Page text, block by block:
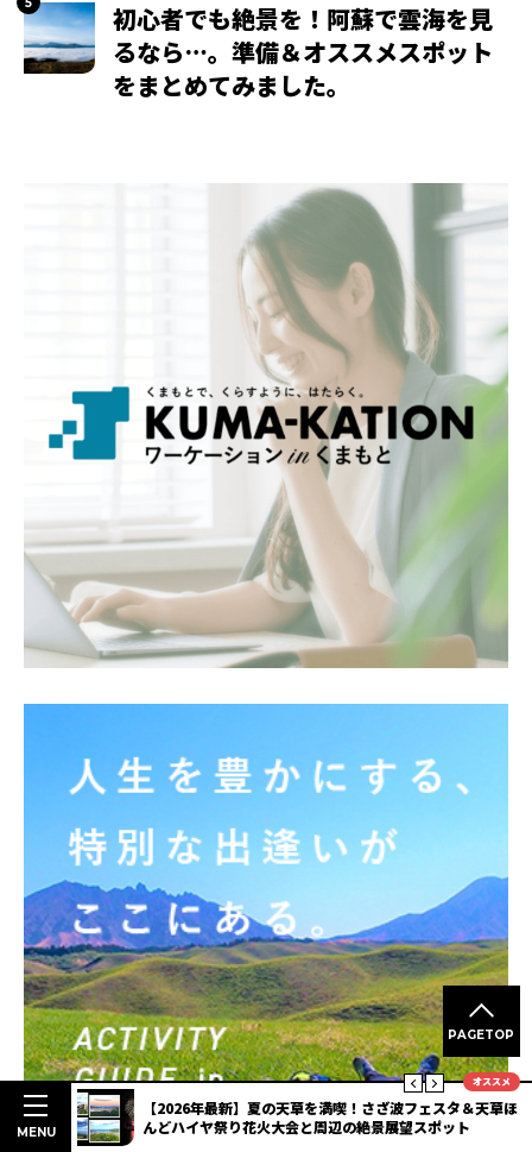
初心者でも絶景を！阿蘇で雲海を見
るなら…。準備＆オススメスポット
をまとめてみました。
PAGETOP
オススメ
ツシロ
【2026年最新】夏の天草を満喫！さざ波フェスタ＆天草ほ
んどハイヤ祭り花火大会と周辺の絶景展望スポット
MENU